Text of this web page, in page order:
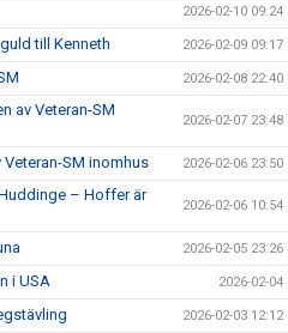
2026-02-10 09:24
till Kenneth 2026-02-09 09:17
2026-02-08 22:40
av Veteran-SM
2026-02-07 23:48
SM inomhus 2026-02-06 23:50
– Hoffer är
2026-02-06 10:54
2026-02-05 23:26
i USA 2026-02-04
2026-02-03 12:12